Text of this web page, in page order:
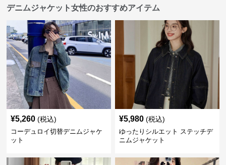
デニムジャケット女性のおすすめアイテム
¥5,260 (税込)
コーデュロイ切替デニムジャケ
ット
¥5,980 (税込)
ゆったりシルエット ステッチデ
ニムジャケット